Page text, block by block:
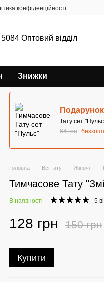
конфіденційності
Оптовий відділ
Знижки
Подарунок
Тату сет
64 грн
Головна Всі тату Жіночі
Тимчасове Тату
В наявності 5
128 грн 150 грн
Купити